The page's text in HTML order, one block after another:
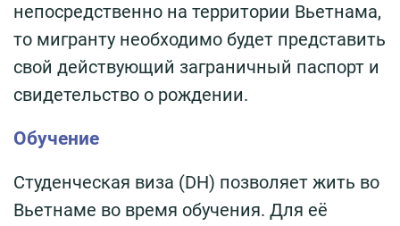
непосредственно на территории Вьетнама,
то мигранту необходимо будет представить
свой действующий заграничный паспорт и
свидетельство о рождении.
Обучение
Студенческая виза (DH) позволяет жить во
Вьетнаме во время обучения. Для её